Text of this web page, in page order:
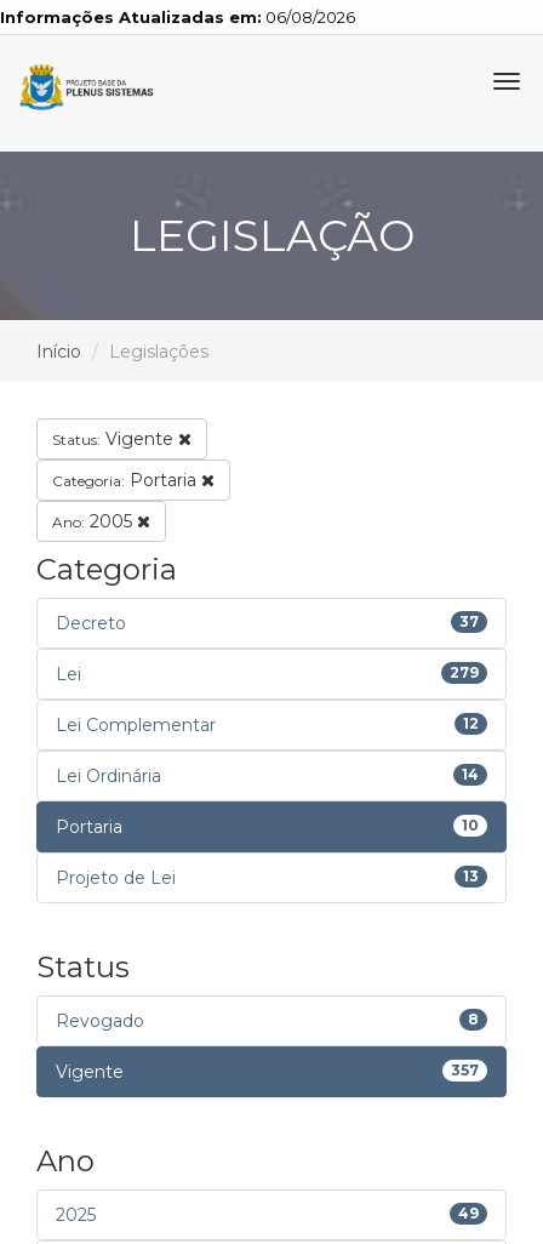
Atualizadas em: 06/08/2026
LEGISLAÇÃO
Início Legislações
Status: Vigente
Categoria: Portaria
Ano: 2005
Categoria
Decreto 37
Lei 279
Lei Complementar 12
Lei Ordinária 14
Portaria 10
Projeto de Lei 13
Status
Revogado 8
Vigente 357
Ano
2025 49